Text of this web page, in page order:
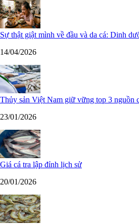
Sự thật giật mình về đầu và da cá: Dinh
14/04/2026
Thủy sản Việt Nam giữ vững top 3 nguồn
23/01/2026
Giá cá tra lập đỉnh lịch sử
20/01/2026